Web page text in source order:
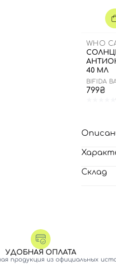
WHO
40 МЛ
BIFIDA
799₴
Склад
УДОБНАЯ ОПЛАТА
продукция из официальных